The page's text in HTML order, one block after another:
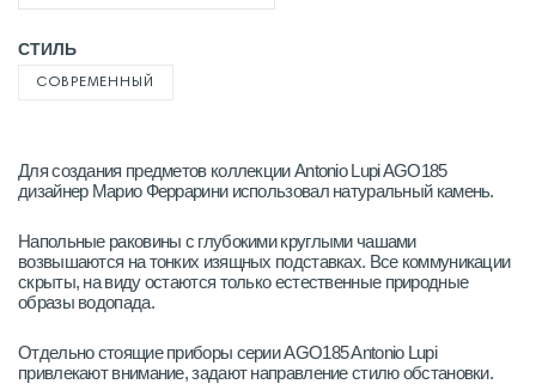
СТИЛЬ
СОВРЕМЕННЫЙ
Для создания предметов коллекции Antonio Lupi AGO185
дизайнер Марио Феррарини использовал натуральный камень.
Напольные раковины с глубокими круглыми чашами
возвышаются на тонких изящных подставках. Все коммуникации
скрыты, на виду остаются только естественные природные
образы водопада.
Отдельно стоящие приборы серии AGO185 Antonio Lupi
привлекают внимание, задают направление стилю обстановки.